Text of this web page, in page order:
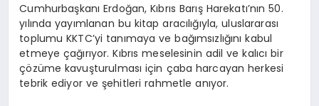
Cumhurbaşkanı Erdoğan, Kıbrıs Barış Harekatı’nın 50.
yılında yayımlanan bu kitap aracılığıyla, uluslararası
toplumu KKTC’yi tanımaya ve bağımsızlığını kabul
etmeye çağırıyor. Kıbrıs meselesinin adil ve kalıcı bir
çözüme kavuşturulması için çaba harcayan herkesi
tebrik ediyor ve şehitleri rahmetle anıyor.